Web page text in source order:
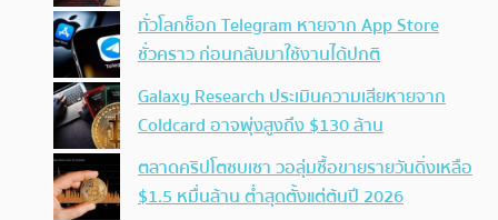
ทั่วโลกช็อก Telegram หายจาก App Store
ชั่วคราว ก่อนกลับมาใช้งานได้ปกติ
Galaxy Research ประเมินความเสียหายจาก
Coldcard อาจพุ่งสูงถึง $130 ล้าน
ตลาดคริปโตซบเซา วอลุ่มซื้อขายรายวันดิ่งเหลือ
$1.5 หมื่นล้าน ต่ำสุดตั้งแต่ต้นปี 2026